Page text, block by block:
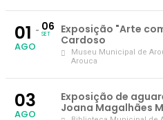
01
AGO
06
SET
Exposição "Arte
Cardoso
Museu Municipal de
Arouca
03
AGO
Exposição de
Joana Magalhães